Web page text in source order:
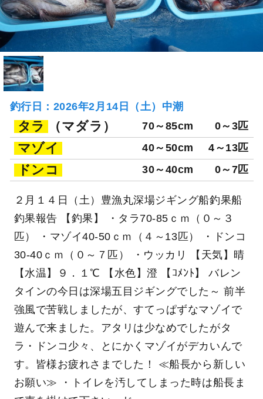
釣行日：2026年2月14日（土）中潮
タラ （マダラ） 70～85cm 0～3匹
マゾイ 40～50cm 4～13匹
ドンコ 30～40cm 0～7匹
２月１４日（土）豊漁丸深場ジギング船釣果船
釣果報告 【釣果】 ・タラ70-85ｃｍ（０～３
匹） ・マゾイ40-50ｃｍ（４～13匹） ・ドンコ
30-40ｃｍ（０～７匹） ・ウッカリ 【天気】晴
【水温】９．１℃ 【水色】澄 【ｺﾒﾝﾄ】 バレン
タインの今日は深場五目ジギングでした～ 前半
強風で苦戦しましたが、すてっぱずなマゾイで
遊んで来ました。アタリは少なめでしたがタ
ラ・ドンコ少々、とにかくマゾイがデカいんで
す。皆様お疲れさまでした！ ≪船長から新しい
お願い≫ ・トイレを汚してしまった時は船長ま